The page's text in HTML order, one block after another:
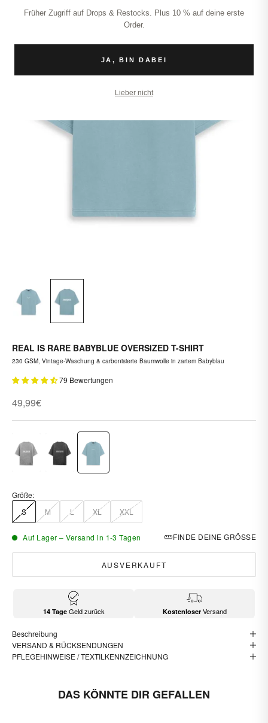
Früher Zugriff auf Drops & Restocks. Plus 10 % auf deine erste
Order.
JA, BIN DABEI
Lieber nicht
REAL IS RARE BABYBLUE OVERSIZED T-SHIRT
230 GSM, Vintage-Waschung & carbonisierte Baumwolle in zartem Babyblau
79 Bewertungen
Angebot
49,99€
Größe:
S
M L XL XXL
Auf Lager – Versand in 1-3 Tagen FINDE DEINE GRÖSSE
AUSVERKAUFT
14 TageGeld zurück KostenloserVersand
Beschreibung
VERSAND & RÜCKSENDUNGEN
PFLEGEHINWEISE / TEXTILKENNZEICHNUNG
DAS KÖNNTE DIR GEFALLEN